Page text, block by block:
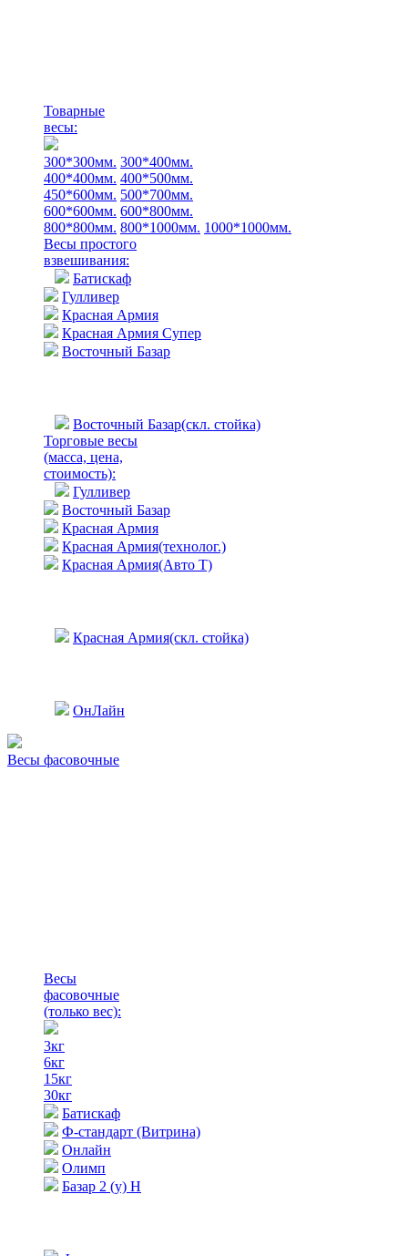
Товарные
весы:
300*300мм. 300*400мм.
400*400мм. 400*500мм.
450*600мм. 500*700мм.
600*600мм. 600*800мм.
800*800мм. 800*1000мм. 1000*1000мм.
Весы простого
взвешивания:
Батискаф
Гулливер
Красная Армия
Красная Армия Супер
Восточный Базар
Восточный Базар(скл. стойка)
Торговые весы
(масса, цена,
стоимость):
Гулливер
Восточный Базар
Красная Армия
Красная Армия(технолог.)
Красная Армия(Авто Т)
Красная Армия(скл. стойка)
ОнЛайн
Весы фасовочные
Весы
фасовочные
(только вес):
3кг
6кг
15кг
30кг
Батискаф
Ф-стандарт (Витрина)
Онлайн
Олимп
Базар 2 (у) Н